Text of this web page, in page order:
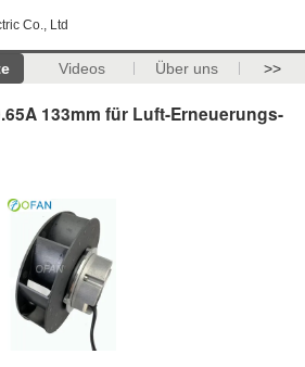
Co., Ltd
Videos Über uns >>
133mm für Luft-Erneuerungs-